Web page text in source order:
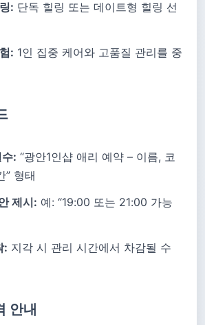
: 단독 힐링 또는 데이트형 힐링 선
: 1인 집중 케어와 고품질 관리를 중
: “광안1인샵 애리 예약 – 이름, 코
” 형태
제시: 예: “19:00 또는 21:00 가능
: 지각 시 관리 시간에서 차감될 수
안내